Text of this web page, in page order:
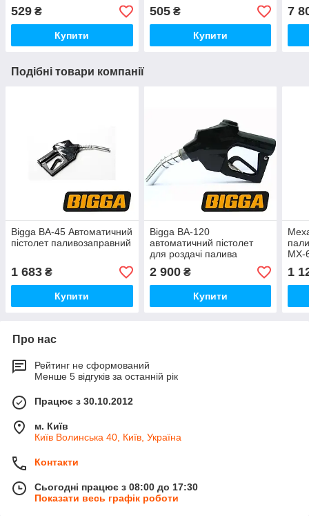
529 ₴
Купити
505₴
Купити
7
Подібні товари компанії
Bigga BA-45 Автоматичний
пістолет паливозаправний
1 683 ₴
Купити
Bigga BA-120
автоматичний пістолет
для роздачі палива
2 900₴
Купити
1
Про нас
Рейтинг не сформований
Менше 5 відгуків за останній рік
Працює з 30.10.2012
м. Київ
Київ Волинська 40, Київ, Україна
Контакти
Сьогодні працює з 08:00 до 17:30
Показати весь графік роботи